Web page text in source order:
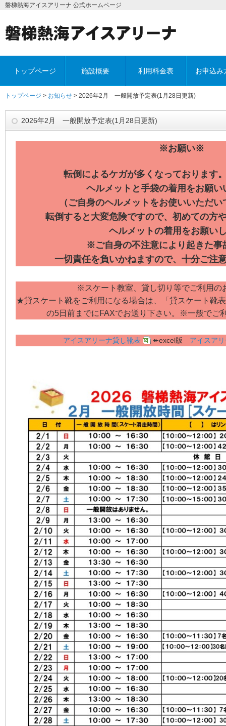
磐梯熱海アイスアリーナ 公式ホームページ
トップページ 施設概要 利用料金表 お申込み
トップページ > お知らせ > 2026年2月 一般開放予定表(1月28日更新)
2026年2月 一般開放予定表(1月28日更新)
※お願い※
転倒によるケガが多くなっております
ヘルメットと手袋の着用をお願い
（ご自身のヘルメットをお使いいただ
転倒すると大変危険ですので、初めての方
ヘルメットの着用をお願い
※ご自身の不注意により起きた事
一切責任を負いかねますので、十分ご注
※スケート教室、貸し切り等でご利用
★貸スケート靴をご利用になる場合は、「貸スケート靴
の5日前までにFAXでお送り下さい。※一般でご
アイスアリーナ貸し靴表 ↞excel版 アイスア